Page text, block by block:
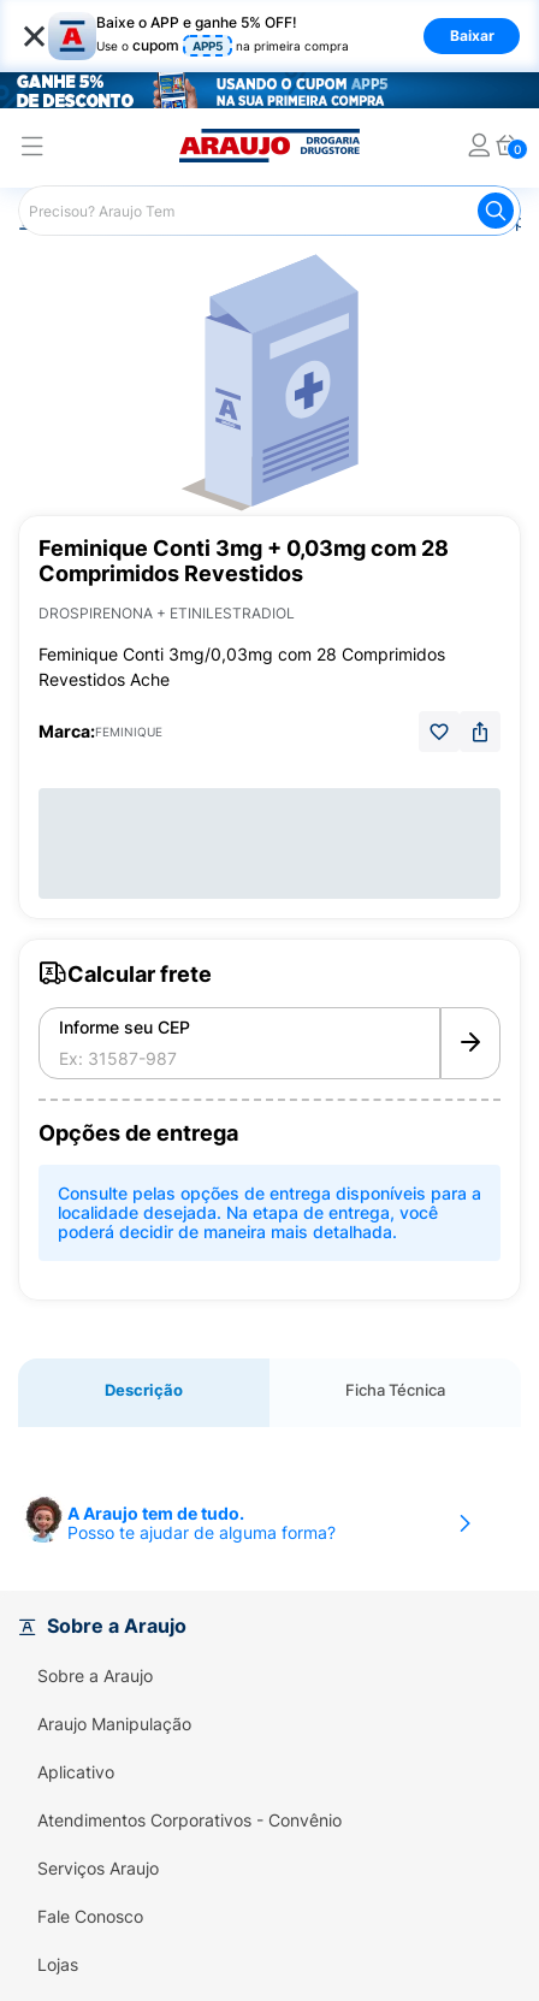
× Baixe o APP e ganhe 5% OFF!
Use o cupom APP5 na primeira compra
Baixar
0
Araujo Medicamentos
Feminique Conti 3mg + 0,03mg com 28
Comprimidos Revestidos
DROSPIRENONA + ETINILESTRADIOL
Feminique Conti 3mg/0,03mg com 28 Comprimidos
Revestidos Ache
Marca:FEMINIQUE
Calcular frete
Informe seu CEP
Opções de entrega
Consulte pelas opções de entrega disponíveis para a
localidade desejada. Na etapa de entrega, você
poderá decidir de maneira mais detalhada.
Descrição Ficha Técnica
A Araujo tem de tudo.
Posso te ajudar de alguma forma?
Sobre a Araujo
Sobre a Araujo
Araujo Manipulação
Aplicativo
Atendimentos Corporativos - Convênio
Serviços Araujo
Fale Conosco
Lojas